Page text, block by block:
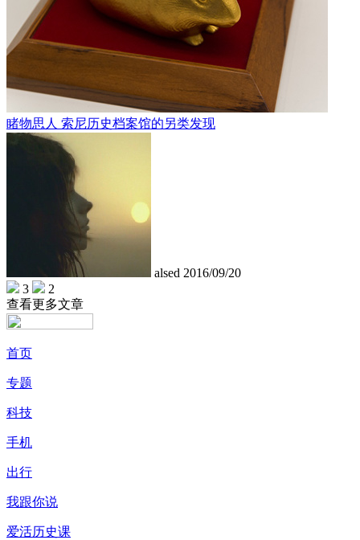
睹物思人 索尼历史档案馆的另类发现
alsed 2016/09/20
3
2
查看更多文章
首页
专题
科技
手机
出行
我跟你说
爱活历史课